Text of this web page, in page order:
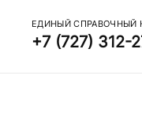
ЕДИНЫЙ СПРАВОЧНЫЙ
+7 (727) 312-